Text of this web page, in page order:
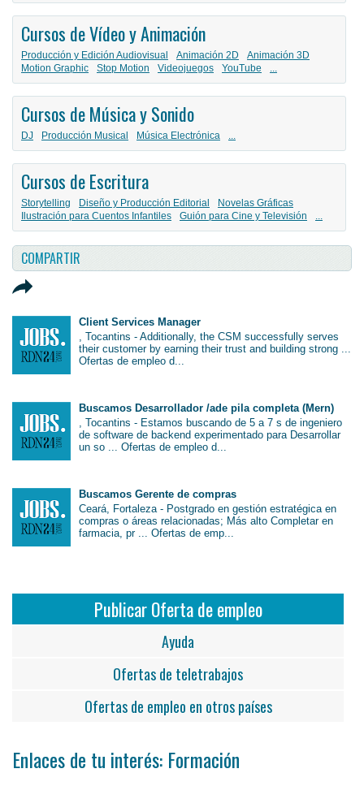
Cursos de Vídeo y Animación
Producción y Edición Audiovisual Animación 2D
Animación 3D
Motion Graphic
Stop Motion Videojuegos YouTube ...
Cursos de Música y Sonido
DJ Producción Musical Música Electrónica ...
Cursos de Escritura
Storytelling Diseño y Producción Editorial
Novelas Gráficas
Ilustración para Cuentos Infantiles
Guión para Cine y Televisión ...
COMPARTIR
Client Services Manager
, Tocantins - Additionally, the CSM successfully serves
their customer by earning their trust and building strong ...
Ofertas de empleo d...
Buscamos Desarrollador /ade pila completa (Mern)
, Tocantins - Estamos buscando de 5 a 7 s de ingeniero
de software de backend experimentado para Desarrollar
un so ... Ofertas de empleo d...
Buscamos Gerente de compras
Ceará, Fortaleza - Postgrado en gestión estratégica en
compras o áreas relacionadas; Más alto Completar en
farmacia, pr ... Ofertas de emp...
Publicar Oferta de empleo
Ayuda
Ofertas de teletrabajos
Ofertas de empleo en otros países
Enlaces de tu interés: Formación